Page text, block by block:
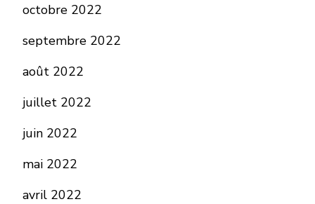
octobre 2022
septembre 2022
août 2022
juillet 2022
juin 2022
mai 2022
avril 2022